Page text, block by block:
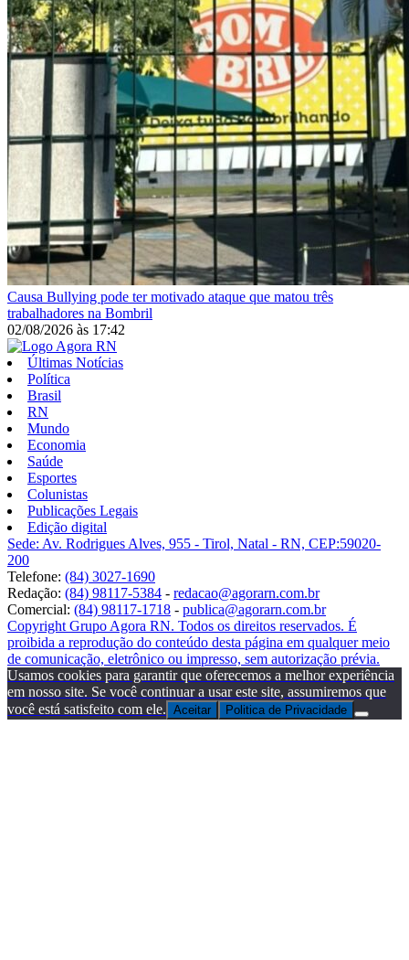
Causa Bullying pode ter motivado ataque que matou três
trabalhadores na Bombril
02/08/2026 às 17:42
Últimas Notícias
Política
Brasil
RN
Mundo
Economia
Saúde
Esportes
Colunistas
Publicações Legais
Edição digital
Sede: Av. Rodrigues Alves, 955 - Tirol, Natal - RN, CEP:59020-
200
Telefone: (84) 3027-1690
Redação: (84) 98117-5384 - redacao@agorarn.com.br
Comercial: (84) 98117-1718 - publica@agorarn.com.br
Copyright Grupo Agora RN. Todos os direitos reservados. É
proibida a reprodução do conteúdo desta página em qualquer meio
de comunicação, eletrônico ou impresso, sem autorização prévia.
Usamos cookies para garantir que oferecemos a melhor experiência
em nosso site. Se você continuar a usar este site, assumiremos que
você está satisfeito com ele. Aceitar Politica de Privacidade